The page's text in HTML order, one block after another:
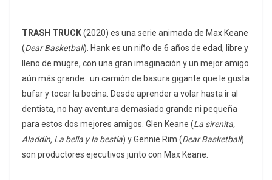
TRASH TRUCK(2020) es una serie animada de Max Keane
(Dear Basketball). Hank es un niño de 6 años de edad, libre y
lleno de mugre, con una gran imaginación y un mejor amigo
aún más grande…un camión de basura gigante que le gusta
bufar y tocar la bocina. Desde aprender a volar hasta ir al
dentista, no hay aventura demasiado grande ni pequeña
para estos dos mejores amigos. Glen Keane (La sirenita,
Aladdín, La bella y la bestia) y Gennie Rim (Dear Basketball)
son productores ejecutivos junto con Max Keane.